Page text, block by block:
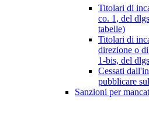
Titolari di
co. 1, del
tabelle)
Titolari di
direzione o
1-bis, del
Cessati
pubblicare
Sanzioni per